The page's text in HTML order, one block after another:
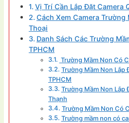
Vị Trí Cần Lắp Đặt Camera
Cách Xem Camera Trường
Thoại
Danh Sách Các Trường
TPHCM
Trường Mầm Non Có
Trường Mầm Non Lắp
TPHCM
Trường Mầm Non Lắp
Thạnh
Trường Mầm Non Có
Trường mầm non có